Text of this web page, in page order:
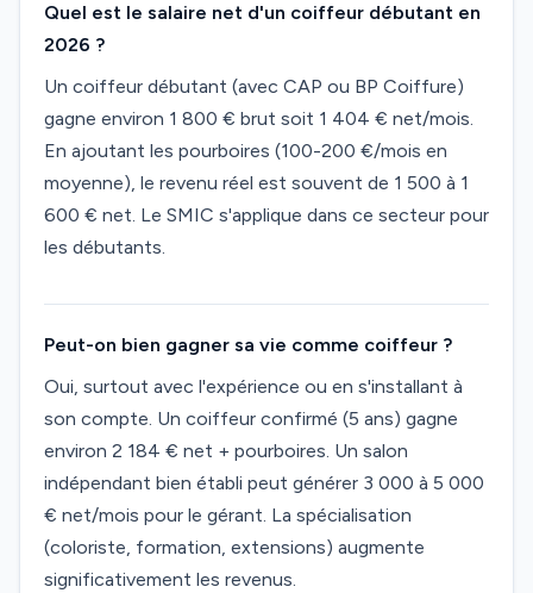
Quel est le salaire net d'un coiffeur débutant en
2026 ?
Un coiffeur débutant (avec CAP ou BP Coiffure)
gagne environ 1 800 € brut soit 1 404 € net/mois.
En ajoutant les pourboires (100-200 €/mois en
moyenne), le revenu réel est souvent de 1 500 à 1
600 € net. Le SMIC s'applique dans ce secteur pour
les débutants.
Peut-on bien gagner sa vie comme coiffeur ?
Oui, surtout avec l'expérience ou en s'installant à
son compte. Un coiffeur confirmé (5 ans) gagne
environ 2 184 € net + pourboires. Un salon
indépendant bien établi peut générer 3 000 à 5 000
€ net/mois pour le gérant. La spécialisation
(coloriste, formation, extensions) augmente
significativement les revenus.